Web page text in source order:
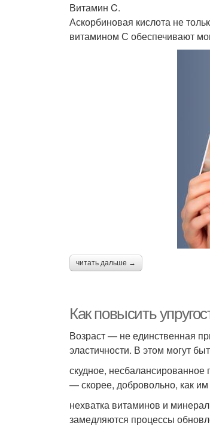
Витамин C.
Аскорбиновая кислота не
витамином С обеспечивают
читать дальше →
Как повысить
Возраст — не единственная
эластичности. В этом могут
скудное,
— скорее, добровольно, как им
нехватка витаминов и
замедляются процессы